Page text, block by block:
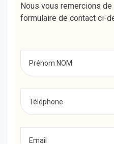
Nous vous remercions
formulaire de contact ci-